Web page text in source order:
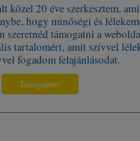
közel 20 éve szerkesztem,
hogy minőségi és
szeretnéd támogatni a
tartalomért, amit szívvel
fogadom felajánlásodat.
Támogatom!